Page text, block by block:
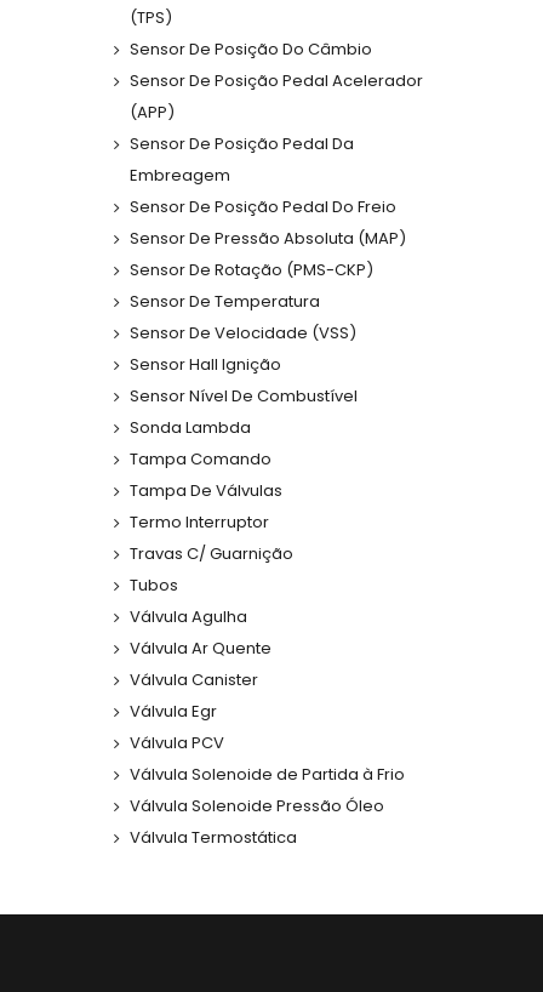
(TPS)
Sensor De Posição Do Câmbio
Sensor De Posição Pedal Acelerador
(APP)
Sensor De Posição Pedal Da
Embreagem
Sensor De Posição Pedal Do Freio
Sensor De Pressão Absoluta (MAP)
Sensor De Rotação (PMS-CKP)
Sensor De Temperatura
Sensor De Velocidade (VSS)
Sensor Hall Ignição
Sensor Nível De Combustível
Sonda Lambda
Tampa Comando
Tampa De Válvulas
Termo Interruptor
Travas C/ Guarnição
Tubos
Válvula Agulha
Válvula Ar Quente
Válvula Canister
Válvula Egr
Válvula PCV
Válvula Solenoide de Partida à Frio
Válvula Solenoide Pressão Óleo
Válvula Termostática